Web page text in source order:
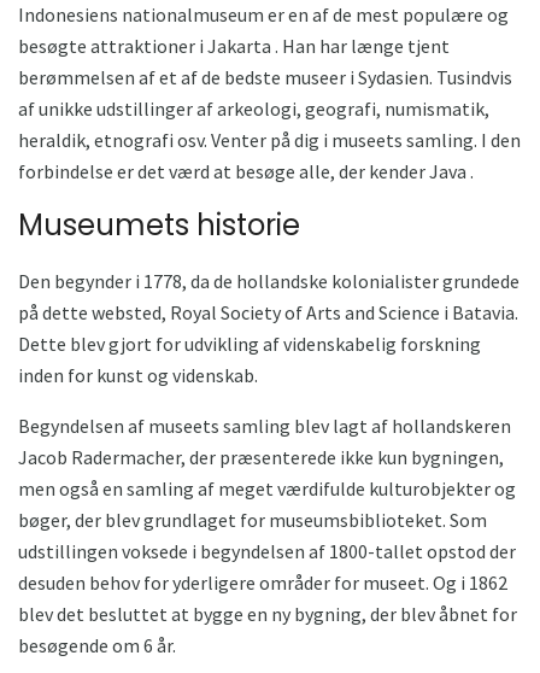
Indonesiens nationalmuseum er en af ​​de mest populære og
besøgte attraktioner i Jakarta . Han har længe tjent
berømmelsen af ​​et af de bedste museer i Sydasien. Tusindvis
af unikke udstillinger af arkeologi, geografi, numismatik,
heraldik, etnografi osv. Venter på dig i museets samling. I den
forbindelse er det værd at besøge alle, der kender Java .
Museumets historie
Den begynder i 1778, da de hollandske kolonialister grundede
på dette websted, Royal Society of Arts and Science i Batavia.
Dette blev gjort for udvikling af videnskabelig forskning
inden for kunst og videnskab.
Begyndelsen af ​​museets samling blev lagt af hollandskeren
Jacob Radermacher, der præsenterede ikke kun bygningen,
men også en samling af meget værdifulde kulturobjekter og
bøger, der blev grundlaget for museumsbiblioteket. Som
udstillingen voksede i begyndelsen af ​​1800-tallet opstod der
desuden behov for yderligere områder for museet. Og i 1862
blev det besluttet at bygge en ny bygning, der blev åbnet for
besøgende om 6 år.